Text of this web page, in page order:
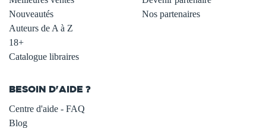
Nouveautés
Auteurs de A à Z
18+
Catalogue libraires
Nos partenaires
BESOIN D'AIDE ?
Centre d'aide - FAQ
Blog